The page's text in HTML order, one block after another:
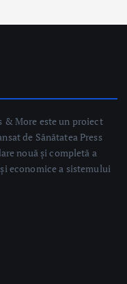
& More este un proiect
nouă și completă a
economice a sistemului